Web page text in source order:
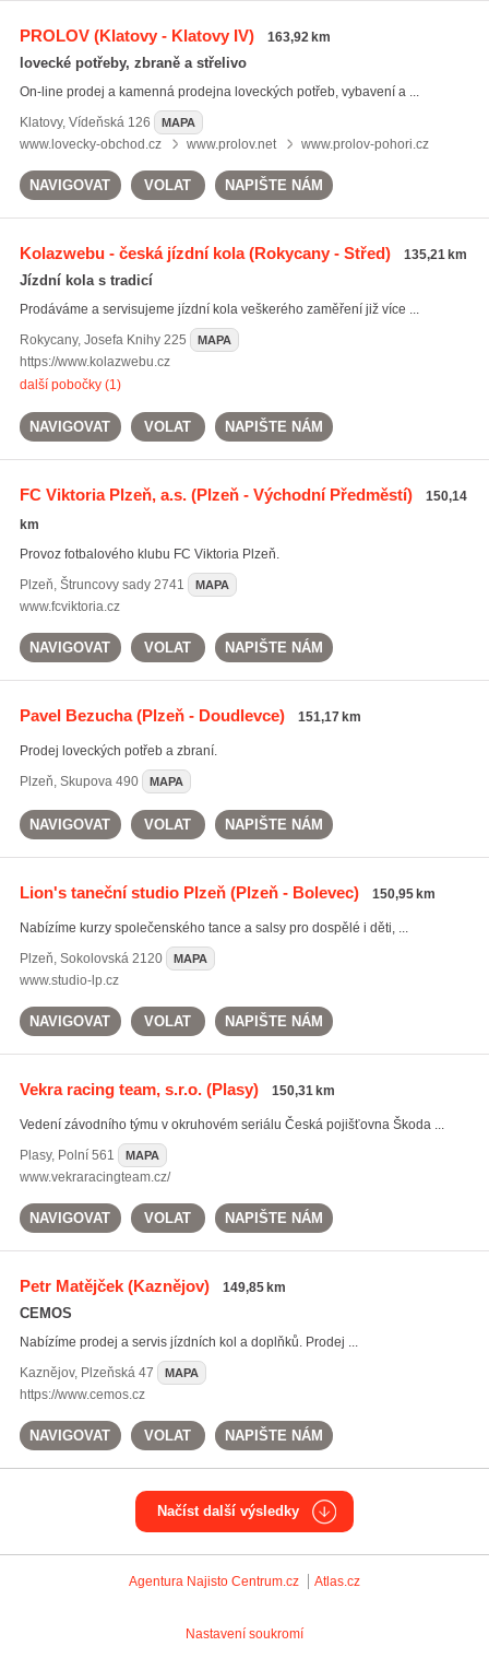
PROLOV(Klatovy - Klatovy IV) 163,92 km
lovecké potřeby, zbraně a střelivo
On-line prodej a kamenná prodejna loveckých potřeb, vybavení a ...
Klatovy, Vídeňská 126 MAPA
www.lovecky-obchod.cz www.prolov.net www.prolov-pohori.cz
NAVIGOVAT VOLAT NAPIŠTE NÁM
Kolazwebu - česká jízdní kola(Rokycany - Střed) 135,21 km
Jízdní kola s tradicí
Prodáváme a servisujeme jízdní kola veškerého zaměření již více ...
Rokycany, Josefa Knihy 225 MAPA
https://www.kolazwebu.cz
další pobočky (1)
NAVIGOVAT VOLAT NAPIŠTE NÁM
FC Viktoria Plzeň, a.s.(Plzeň - Východní Předměstí)
150,14
km
Provoz fotbalového klubu FC Viktoria Plzeň.
Plzeň, Štruncovy sady 2741 MAPA
www.fcviktoria.cz
NAVIGOVAT VOLAT NAPIŠTE NÁM
Pavel Bezucha(Plzeň - Doudlevce) 151,17 km
Prodej loveckých potřeb a zbraní.
Plzeň, Skupova 490 MAPA
NAVIGOVAT VOLAT NAPIŠTE NÁM
Lion's taneční studio Plzeň(Plzeň - Bolevec) 150,95 km
Nabízíme kurzy společenského tance a salsy pro dospělé i děti, ...
Plzeň, Sokolovská 2120 MAPA
www.studio-lp.cz
NAVIGOVAT VOLAT NAPIŠTE NÁM
Vekra racing team, s.r.o.(Plasy) 150,31 km
Vedení závodního týmu v okruhovém seriálu Česká pojišťovna Škoda ...
Plasy, Polní 561 MAPA
www.vekraracingteam.cz/
NAVIGOVAT VOLAT NAPIŠTE NÁM
Petr Matějček(Kaznějov) 149,85 km
CEMOS
Nabízíme prodej a servis jízdních kol a doplňků. Prodej ...
Kaznějov, Plzeňská 47 MAPA
https://www.cemos.cz
NAVIGOVAT VOLAT NAPIŠTE NÁM
Načíst další výsledky
Agentura Najisto Centrum.cz Atlas.cz
Nastavení soukromí